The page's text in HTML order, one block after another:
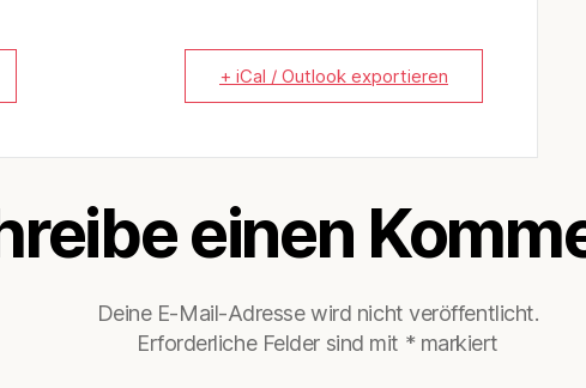
+ iCal / Outlook exportieren
einen
Deine E-Mail-Adresse wird nicht veröffentlicht.
Erforderliche Felder sind mit * markiert